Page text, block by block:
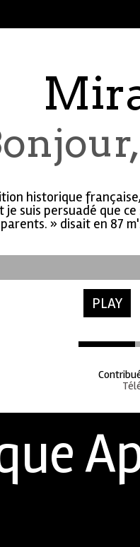
historique
suis persuadé que
» disait en 87
PLAY